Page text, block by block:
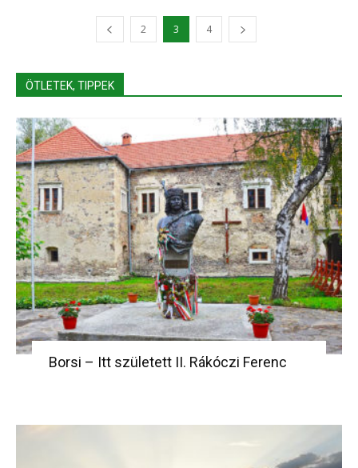
2 3 4
ÖTLETEK, TIPPEK
Borsi – Itt született II. Rákóczi Ferenc